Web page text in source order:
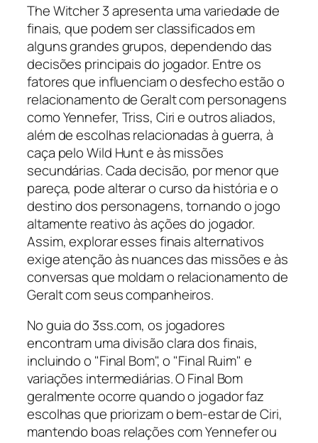
The Witcher 3 apresenta uma variedade de
finais, que podem ser classificados em
alguns grandes grupos, dependendo das
decisões principais do jogador. Entre os
fatores que influenciam o desfecho estão o
relacionamento de Geralt com personagens
como Yennefer, Triss, Ciri e outros aliados,
além de escolhas relacionadas à guerra, à
caça pelo Wild Hunt e às missões
secundárias. Cada decisão, por menor que
pareça, pode alterar o curso da história e o
destino dos personagens, tornando o jogo
altamente reativo às ações do jogador.
Assim, explorar esses finais alternativos
exige atenção às nuances das missões e às
conversas que moldam o relacionamento de
Geralt com seus companheiros.
No guia do 3ss.com, os jogadores
encontram uma divisão clara dos finais,
incluindo o "Final Bom", o "Final Ruim" e
variações intermediárias. O Final Bom
geralmente ocorre quando o jogador faz
escolhas que priorizam o bem-estar de Ciri,
mantendo boas relações com Yennefer ou